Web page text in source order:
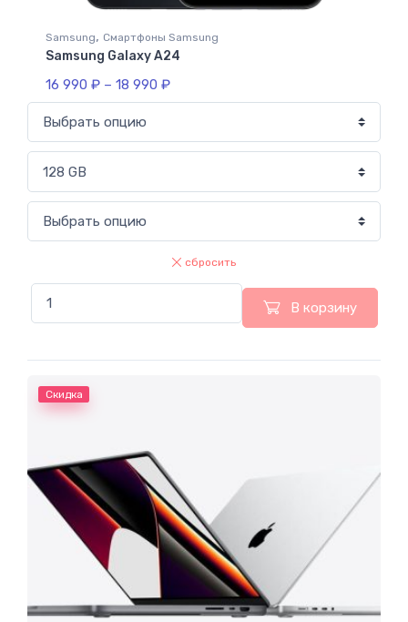
Samsung, Смартфоны Samsung
Samsung Galaxy A24
16 990 ₽ – 18 990 ₽
сбросить
В корзину
Скидка